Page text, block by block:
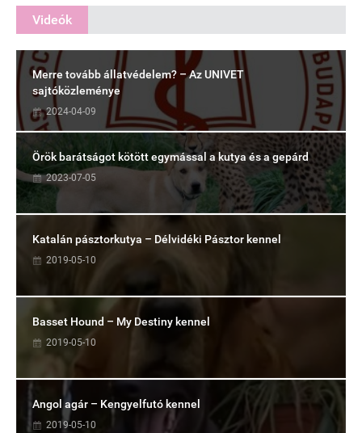
Videók
Merre tovább állatvédelem? – Az UNIVET
sajtóközleménye
2024-04-09
Örök barátságot kötött egymással a kutya és a gepárd
2023-07-05
Katalán pásztorkutya – Délvidéki Pásztor kennel
2019-05-10
Basset Hound – My Destiny kennel
2019-05-10
Angol agár – Kengyelfutó kennel
2019-05-10